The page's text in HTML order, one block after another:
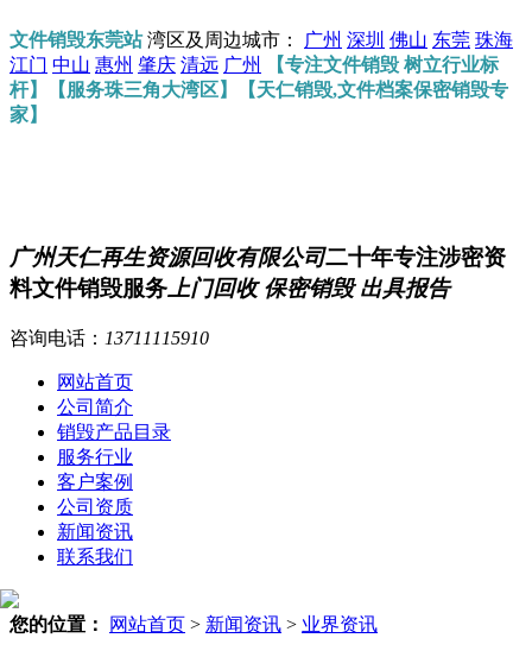
文件销毁东莞站湾区及周边城市： 广州 深圳 佛山 东莞 珠海
江门 中山 惠州 肇庆 清远 广州
【专注文件销毁 树立行业标
杆】【服务珠三角大湾区】【天仁销毁,文件档案保密销毁专
家】
广州天仁再生资源回收有限公司二十年专注涉密资
料文件销毁服务 上门回收 保密销毁 出具报告
咨询电话： 13711115910
网站首页
公司简介
销毁产品目录
服务行业
客户案例
公司资质
新闻资讯
联系我们
您的位置： 网站首页 > 新闻资讯 > 业界资讯